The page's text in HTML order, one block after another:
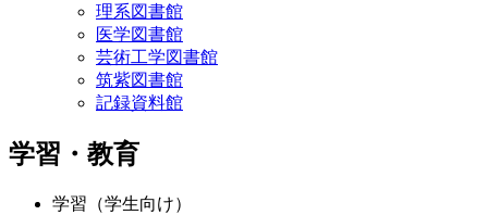
理系図書館
医学図書館
芸術工学図書館
筑紫図書館
記録資料館
学習・教育
学習（学生向け）